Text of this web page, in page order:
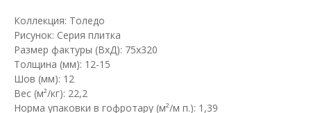
Коллекция: Толедо
Рисунок: Серия плитка
Размер фактуры (ВхД): 75х320
Толщина (мм): 12-15
Шов (мм): 12
Вес (м²/кг): 22,2
Норма упаковки в гофротару (м²/м п.): 1,39